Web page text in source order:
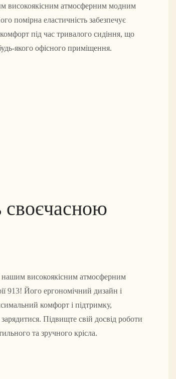
високоякісним атмосферним модним
помірна еластичність забезпечує
під час тривалого сидіння, що
якого офісного приміщення.
високоякісним атмосферним
913! Його ергономічний дизайн і
комфорт і підтримку,
Підвищте свій досвід роботи
та зручного крісла.